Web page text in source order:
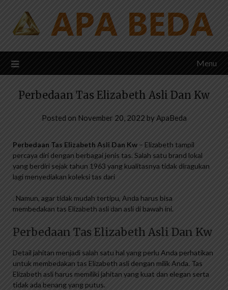
content
Menu
Perbedaan Tas Elizabeth Asli Dan Kw
Posted on November 20, 2022 byApaBeda
Perbedaan Tas Elizabeth Asli Dan Kw – Elizabeth tampil
percaya diri dengan berbagai jenis tas. Salah satu brand lokal
yang berdiri sejak tahun 1963 yang kualitasnya tidak diragukan
lagi menyediakan koleksi tas dari
. Namun, agar tidak mudah tertipu, Anda harus bisa
membedakan tas Elizabeth asli dan asli di bawah ini.
Perbedaan Tas Elizabeth Asli Dan Kw
Detail jahitan menjadi salah satu hal yang perlu Anda perhatikan
untuk membedakan tas Elizabeth asli dengan milik Anda. Tas
Elizabeth asli harus memiliki jahitan yang kuat dan elegan serta
tidak ada benang yang putus.